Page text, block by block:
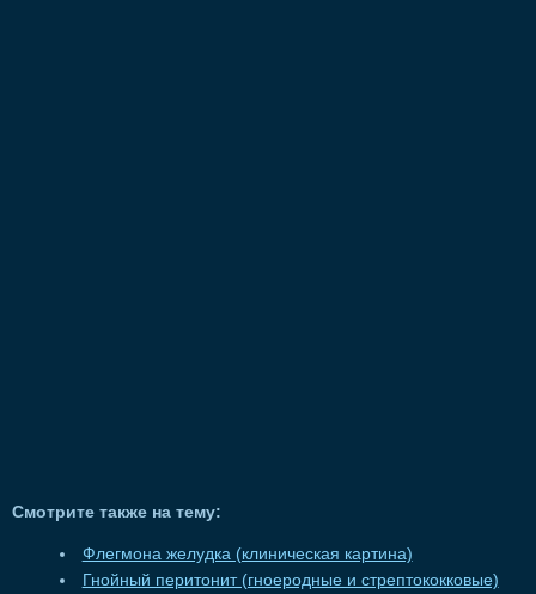
Смотрите также на тему:
Флегмона желудка (клиническая картина)
Гнойный перитонит (гноеродные и стрептококковые)